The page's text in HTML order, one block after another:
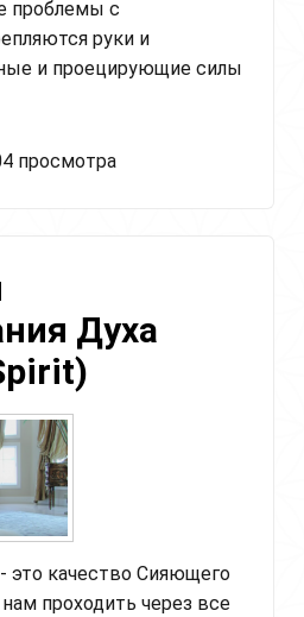
проблемы с
руки и
и проецирующие силы
просмотра
Духа
это качество Сияющего
проходить через все